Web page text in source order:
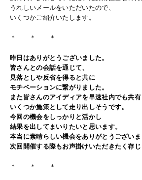
うれしいメールをいただいたので、
いくつかご紹介いたします。
＊ ＊ ＊
昨日はありがとうございました。
皆さんとの会話を通じて、
見落としや反省を得ると共に
モチベーションに繋がりました。
また皆さんのアイディアを早速社内でも共有
いくつか施策として走り出しそうです。
今回の機会をしっかりと活かし
結果を出してまいりたいと思います。
本当に素晴らしい機会をありがとうございま
次回開催する際もお声掛けいただきたく存じ
＊ ＊ ＊